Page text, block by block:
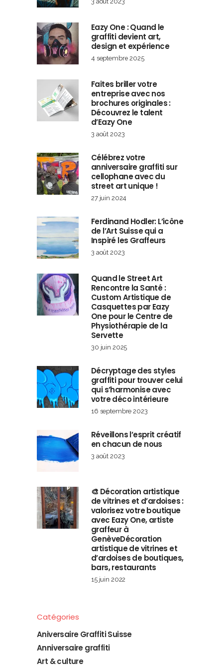
Eazy One : Quand le
graffiti devient art,
design et expérience
4 septembre 2025
Faites briller votre
entreprise avec nos
brochures originales :
Découvrez le talent
d’Eazy One
3 août 2023
Célébrez votre
anniversaire graffiti sur
cellophane avec du
street art unique !
27 juin 2024
Ferdinand Hodler: L’icône
de l’Art Suisse qui a
Inspiré les Graffeurs
3 août 2023
Quand le Street Art
Rencontre la Santé :
Custom Artistique de
Casquettes par Eazy
One pour le Centre de
Physiothérapie de la
Servette
30 juin 2025
Décryptage des styles
graffiti pour trouver celui
qui s’harmonise avec
votre déco intérieure
16 septembre 2023
Réveillons l’esprit créatif
en chacun de nous
3 août 2023
🎨 Décoration artistique
de vitrines et d’ardoises :
valorisez votre boutique
avec Eazy One, artiste
graffeur à
GenèveDécoration
artistique de vitrines et
d’ardoises de boutiques,
bars, restaurants
15 juin 2022
Catégories
Aniversaire Graffiti Suisse
Anniversaire graffiti
Art & culture